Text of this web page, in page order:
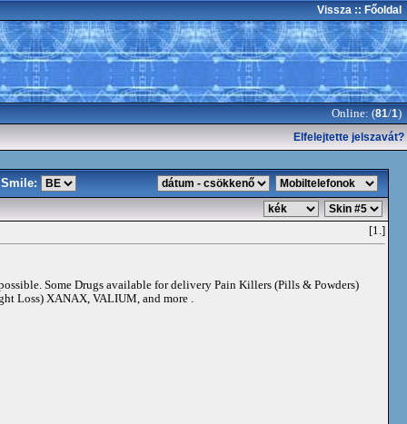
Vissza :: Főoldal
Online: (81/1)
Elfelejtette jelszavát?
Smile:
[1.]
Some Drugs available for delivery Pain Killers (Pills & Powders)
Loss) XANAX, VALIUM, and more .